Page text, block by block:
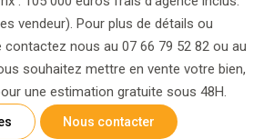
vendeur). Pour plus de détails ou
contactez nous au 07 66 79 52 82 ou au
souhaitez mettre en vente votre bien,
une estimation gratuite sous 48H.
Nous contacter